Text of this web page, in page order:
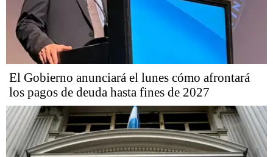
El Gobierno anunciará el lunes cómo afrontará
los pagos de deuda hasta fines de 2027